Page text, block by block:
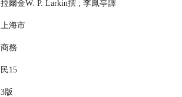
拉爾金W. P. Larkin撰 ; 李鳳亭譯
上海市
商務
民15
3版